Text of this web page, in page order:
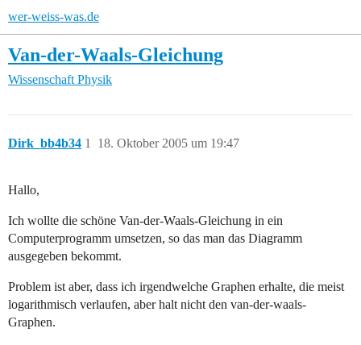
wer-weiss-was.de
Van-der-Waals-Gleichung
Wissenschaft Physik
Dirk_bb4b34 18. Oktober 2005 um 19:47
1
Hallo,
Ich wollte die schöne Van-der-Waals-Gleichung in ein
Computerprogramm umsetzen, so das man das Diagramm
ausgegeben bekommt.
Problem ist aber, dass ich irgendwelche Graphen erhalte, die meist
logarithmisch verlaufen, aber halt nicht den van-der-waals-
Graphen.